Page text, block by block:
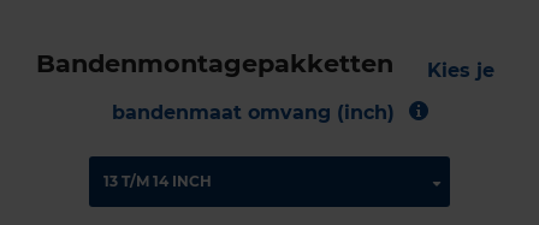
Bandenmontagepakketten
Kies je
bandenmaat omvang (inch)